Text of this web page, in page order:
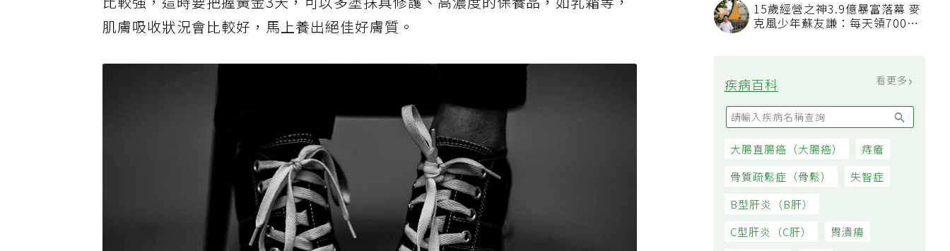
15歲經營之神3.9億暴富落幕 麥
克風少年蘇友謙：每天領700元
疾病百科
大腸直腸癌（大腸癌） 痔瘡
骨質疏鬆症（骨鬆） 失智症
B型肝炎（B肝）
C型肝炎（C肝）
比較強，這時要把握黃金3天，可以多塗抹具修護、高濃度的保養品，如乳霜等，
肌膚吸收狀況會比較好，馬上養出絕佳好膚質。